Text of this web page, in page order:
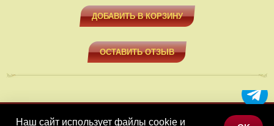
ДОБАВИТЬ В КОРЗИНУ
ОСТАВИТЬ ОТЗЫВ
МЕНЮ
Наш сайт использует файлы cookie и